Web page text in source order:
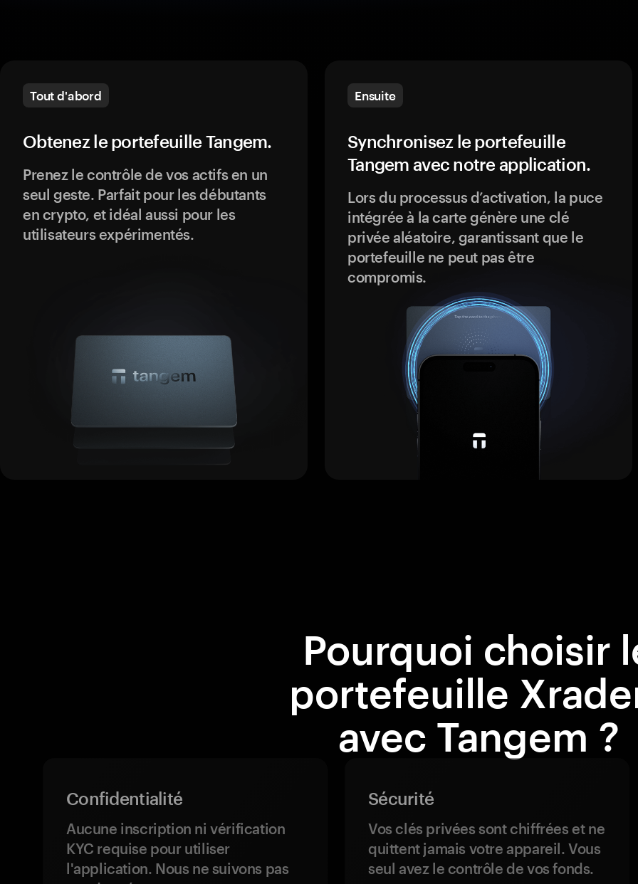
Tout d'abord
Obtenez le portefeuille Tangem.
Prenez le contrôle de vos actifs en un
seul geste. Parfait pour les débutants
en crypto, et idéal aussi pour les
utilisateurs expérimentés.
Ensuite
Synchronisez le portefeuille
Tangem avec notre application.
Lors du processus d’activation, la puce
intégrée à la carte génère une clé
privée aléatoire, garantissant que le
portefeuille ne peut pas être
compromis.
Pourquoi choisir
portefeuille
avec Tangem ?
Confidentialité
Aucune inscription ni vérification
KYC requise pour utiliser
l'application. Nous ne suivons pas
Sécurité
Vos clés privées sont chiffrées et ne
quittent jamais votre appareil. Vous
seul avez le contrôle de vos fonds.